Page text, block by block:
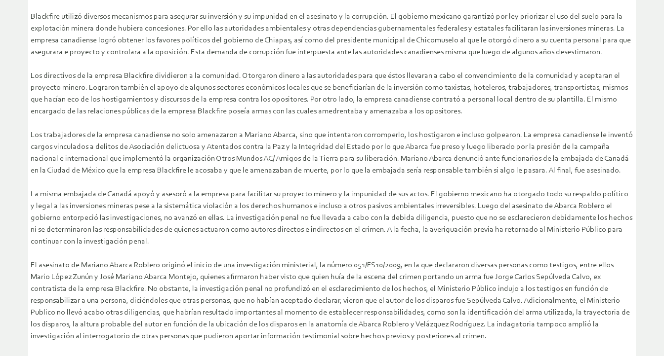
Blackfire utilizó diversos mecanismos para asegurar su inversión y su impunidad en el asesinato y la corrupción. El gobierno mexicano garantizó por ley priorizar el uso del suelo para la
explotación minera donde hubiera concesiones. Por ello las autoridades ambientales y otras dependencias gubernamentales federales y estatales facilitaran las inversiones mineras. La
empresa canadiense logró obtener los favores políticos del gobierno de Chiapas, así como del presidente municipal de Chicomuselo al que le otorgó dinero a su cuenta personal para que
asegurara e proyecto y controlara a la oposición. Esta demanda de corrupción fue interpuesta ante las autoridades canadienses misma que luego de algunos años desestimaron.
Los directivos de la empresa Blackfire dividieron a la comunidad. Otorgaron dinero a las autoridades para que éstos llevaran a cabo el convencimiento de la comunidad y aceptaran el
proyecto minero. Lograron también el apoyo de algunos sectores económicos locales que se beneficiarían de la inversión como taxistas, hoteleros, trabajadores, transportistas, mismos
que hacían eco de los hostigamientos y discursos de la empresa contra los opositores. Por otro lado, la empresa canadiense contrató a personal local dentro de su plantilla. El mismo
encargado de las relaciones públicas de la empresa Blackfire poseía armas con las cuales amedrentaba y amenazaba a los opositores.
Los trabajadores de la empresa canadiense no solo amenazaron a Mariano Abarca, sino que intentaron corromperlo, los hostigaron e incluso golpearon. La empresa canadiense le inventó
cargos vinculados a delitos de Asociación delictuosa y Atentados contra la Paz y la Integridad del Estado por lo que Abarca fue preso y luego liberado por la presión de la campaña
nacional e internacional que implementó la organización Otros Mundos AC/ Amigos de la Tierra para su liberación. Mariano Abarca denunció ante funcionarios de la embajada de Canadá
en la Ciudad de México que la empresa Blackfire le acosaba y que le amenazaban de muerte, por lo que la embajada sería responsable también si algo le pasara. Al final, fue asesinado.
La misma embajada de Canadá apoyó y asesoró a la empresa para facilitar su proyecto minero y la impunidad de sus actos. El gobierno mexicano ha otorgado todo su respaldo político
y legal a las inversiones mineras pese a la sistemática violación a los derechos humanos e incluso a otros pasivos ambientales irreversibles. Luego del asesinato de Abarca Roblero el
gobierno entorpeció las investigaciones, no avanzó en ellas. La investigación penal no fue llevada a cabo con la debida diligencia, puesto que no se esclarecieron debidamente los hechos
ni se determinaron las responsabilidades de quienes actuaron como autores directos e indirectos en el crimen. A la fecha, la averiguación previa ha retornado al Ministerio Público para
continuar con la investigación penal.
El asesinato de Mariano Abarca Roblero originó el inicio de una investigación ministerial, la número 051/FS10/2009, en la que declararon diversas personas como testigos, entre ellos
Mario López Zunún y José Mariano Abarca Montejo, quienes afirmaron haber visto que quien huía de la escena del crimen portando un arma fue Jorge Carlos Sepúlveda Calvo, ex
contratista de la empresa Blackfire. No obstante, la investigación penal no profundizó en el esclarecimiento de los hechos, el Ministerio Público indujo a los testigos en función de
responsabilizar a una persona, diciéndoles que otras personas, que no habían aceptado declarar, vieron que el autor de los disparos fue Sepúlveda Calvo. Adicionalmente, el Ministerio
Publico no llevó acabo otras diligencias, que habrían resultado importantes al momento de establecer responsabilidades, como son la identificación del arma utilizada, la trayectoria de
los disparos, la altura probable del autor en función de la ubicación de los disparos en la anatomía de Abarca Roblero y Velázquez Rodríguez. La indagatoria tampoco amplió la
investigación al interrogatorio de otras personas que pudieron aportar información testimonial sobre hechos previos y posteriores al crimen.